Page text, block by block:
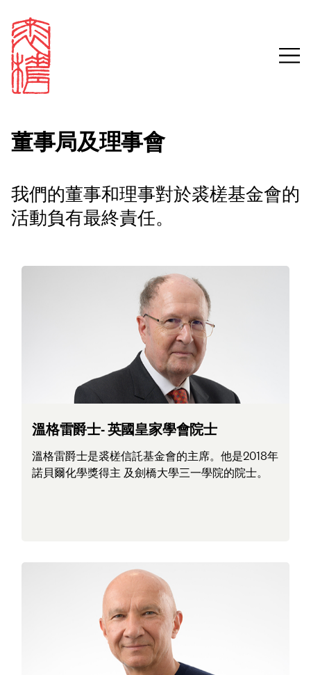
Sign in
Email
Don't have a Croucher account? Click here to create one
董事局及理事會
我們的董事和理事對於裘槎基金會的
活動負有最終責任。
溫格雷爵士- 英國皇家學會院士
溫格雷爵士是裘槎信託基金會的主席。他是2018年
諾貝爾化學獎得主 及劍橋大學三一學院的院士。